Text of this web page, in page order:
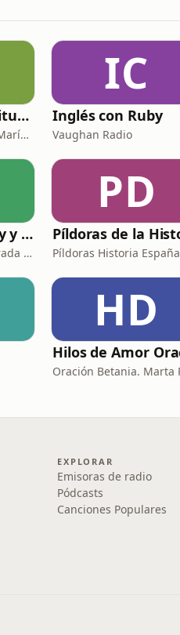
Clásicos de espiritualidad: El combate espiritual
Maite Bernat - Radio María ESP
IC
Inglés con Ruby
Vaughan Radio
El hombre de hoy y Dios
P. Luis Fernando de Prada - Radio María ESP
PD
Píldoras Historia España
HD
EXPLORAR
Emisoras de radio
Pódcasts
Canciones Populares